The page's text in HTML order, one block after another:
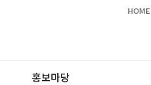
HOME
홍보마당